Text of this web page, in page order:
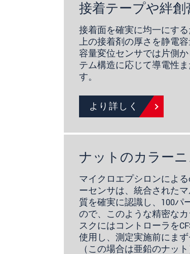
接着テープや絆創
接着面を確実に均一にす
上の接着剤の厚さを静電
容量変位センサでは片側
テム構造に応じて導電性
す。
より詳しく
ナットのカラー
マイクロエプシロンによる
ーセンサは、統合された
質を確実に認識し、100パ
ので、このような精密な
スクにはコントローラを
使用し、測定実施前にま
（この場合は亜鉛のナッ